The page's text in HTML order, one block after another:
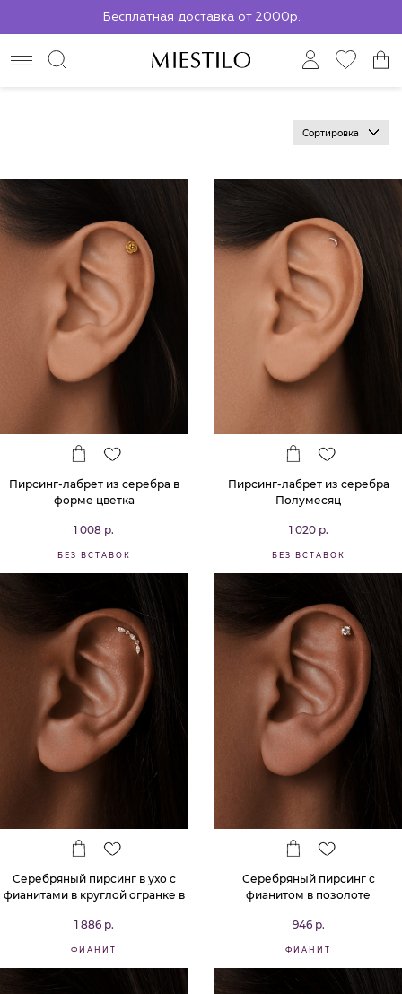
Бесплатная доставка от 2000р.
По всей России до ПВЗ СДЭК
Сортировка
Пирсинг-лабрет из серебра в
форме цветка
1 008 р.
БЕЗ ВСТАВОК
Пирсинг-лабрет из серебра
Полумесяц
1 020 р.
БЕЗ ВСТАВОК
Серебряный пирсинг в ухо с
фианитами в круглой огранке в
1 886 р.
ФИАНИТ
Серебряный пирсинг с
фианитом в позолоте
946 р.
ФИАНИТ